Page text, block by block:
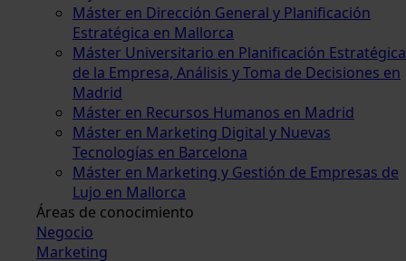
Máster en Dirección General y Planificación
Estratégica en Mallorca
Máster Universitario en Planificación Estratégica
de la Empresa, Análisis y Toma de Decisiones en
Madrid
Máster en Recursos Humanos en Madrid
Máster en Marketing Digital y Nuevas
Tecnologías en Barcelona
Máster en Marketing y Gestión de Empresas de
Lujo en Mallorca
Áreas de conocimiento
Negocio
Marketing